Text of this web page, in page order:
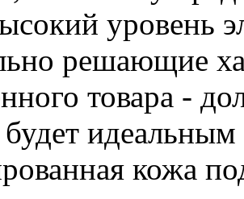
уровень
решающие
товара -
кожа